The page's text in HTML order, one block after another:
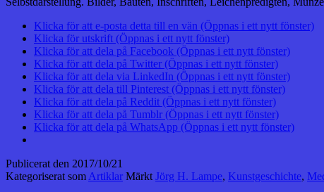
Klicka för att e-posta detta till en vän (Öppnas i ett nytt fönster)
Klicka för utskrift (Öppnas i ett nytt fönster)
Klicka för att dela på Facebook (Öppnas i ett nytt fönster)
Klicka för att dela på Twitter (Öppnas i ett nytt fönster)
Klicka för att dela via LinkedIn (Öppnas i ett nytt fönster)
Klicka för att dela till Pinterest (Öppnas i ett nytt fönster)
Klicka för att dela på Reddit (Öppnas i ett nytt fönster)
Klicka för att dela på Tumblr (Öppnas i ett nytt fönster)
Klicka för att dela på WhatsApp (Öppnas i ett nytt fönster)
Publicerat den 2017/10/21
Kategoriserat som Artiklar Märkt Jörg H. Lampe, Kunstgeschichte,